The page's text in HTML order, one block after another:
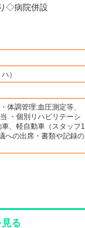
）
体調管理:血圧測定等、
・個別リハビリテーシ
、軽自動車（スタッフ1
への出席・書類や記録の
る